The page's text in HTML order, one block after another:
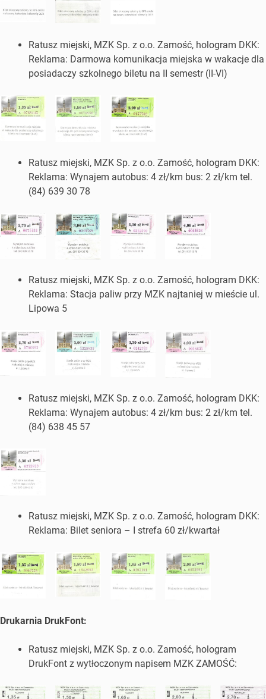
Ratusz miejski, MZK Sp. z o.o. Zamość, hologram DKK:
Reklama: Darmowa komunikacja miejska w wakacje dla
posiadaczy szkolnego biletu na II semestr (II-VI)
Ratusz miejski, MZK Sp. z o.o. Zamość, hologram DKK:
Reklama: Wynajem autobus: 4 zł/km bus: 2 zł/km tel.
(84) 639 30 78
Ratusz miejski, MZK Sp. z o.o. Zamość, hologram DKK:
Reklama: Stacja paliw przy MZK najtaniej w mieście ul.
Lipowa 5
Ratusz miejski, MZK Sp. z o.o. Zamość, hologram DKK:
Reklama: Wynajem autobus: 4 zł/km bus: 2 zł/km tel.
(84) 638 45 57
Ratusz miejski, MZK Sp. z o.o. Zamość, hologram DKK:
Reklama: Bilet seniora – I strefa 60 zł/kwartał
Drukarnia DrukFont:
Ratusz miejski, MZK Sp. z o.o. Zamość, hologram
DrukFont z wytłoczonym napisem MZK ZAMOŚĆ: